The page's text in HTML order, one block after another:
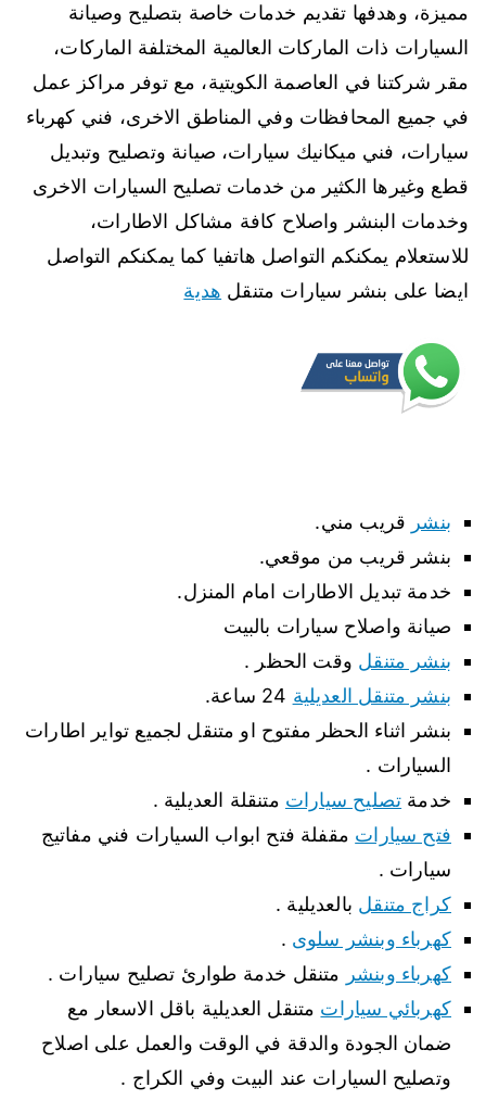
مميزة، وهدفها تقديم خدمات خاصة بتصليح وصيانة
السيارات ذات الماركات العالمية المختلفة الماركات،
مقر شركتنا في العاصمة الكويتية، مع توفر مراكز عمل
في جميع المحافظات وفي المناطق الاخرى، فني كهرباء
سيارات، فني ميكانيك سيارات، صيانة وتصليح وتبديل
قطع وغيرها الكثير من خدمات تصليح السيارات الاخرى
وخدمات البنشر واصلاح كافة مشاكل الاطارات،
للاستعلام يمكنكم التواصل هاتفيا كما يمكنكم التواصل
ايضا على بنشر سيارات متنقل هدية
بنشر قريب مني.
بنشر قريب من موقعي.
خدمة تبديل الاطارات امام المنزل.
صيانة واصلاح سيارات بالبيت
بنشر متنقل وقت الحظر .
بنشر متنقل العديلية
بنشر اثناء الحظر مفتوح او متنقل لجميع تواير اطارات
السيارات .
خدمة تصليح سيارات متنقلة العديلية .
فتح سيارات مقفلة فتح ابواب السيارات فني مفاتيج
سيارات .
كراج متنقل بالعديلية .
كهرباء وبنشر سلوى .
كهرباء وبنشر متنقل خدمة طوارئ تصليح سيارات .
كهربائي سيارات متنقل العديلية باقل الاسعار مع
ضمان الجودة والدقة في الوقت والعمل على اصلاح
وتصليح السيارات عند البيت وفي الكراج .